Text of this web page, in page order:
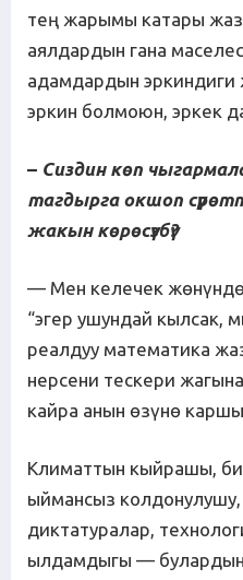
тең жарымы катары
аялдардын гана
адамдардын эркиндиги
эркин болмоюн, эркек
– Сиздин көп
тагдырга окшоп
жакын көрөсүзбү?
— Мен келечек
“эгер ушундай кылсак,
реалдуу математика
нерсени тескери
кайра анын өзүнө
Климаттын кыйрашы,
ыймансыз
диктатуралар,
ылдамдыгы —